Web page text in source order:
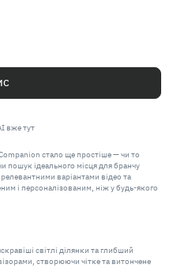
вже тут
стало ще простіше — чи то
пошук ідеального місця для бранчу
варіантами відео та
і персоналізованим, ніж у будь-якого
світлі ділянки та глибший
створюючи чітке та витончене